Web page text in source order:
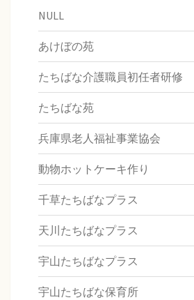
NULL
あけぼの苑
たちばな介護職員初任者研修
たちばな苑
兵庫県老人福祉事業協会
動物ホットケーキ作り
千草たちばなプラス
天川たちばなプラス
宇山たちばなプラス
宇山たちばな保育所